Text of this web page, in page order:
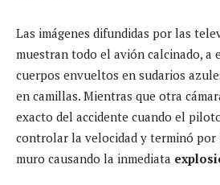
Las imágenes difundidas por las
muestran todo el avión calcinado, a
cuerpos envueltos en sudarios
en camillas. Mientras que otra
exacto del accidente cuando el
controlar la velocidad y terminó por
muro causando la inmediata